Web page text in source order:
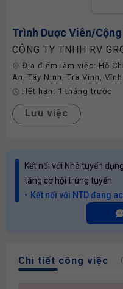
Trình Dược Viên/
CÔNG TY TNHH RV
Địa điểm làm việc: Hồ
An , Tây Ninh , Trà Vinh ,
Hết hạn: 1 tháng trước
Lưu việc
Kết nối với Nhà tuyển
tăng cơ hội trúng tuyển
Kết nối với NTD đang
Chi tiết công việc